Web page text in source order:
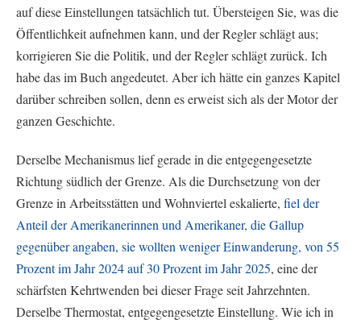
auf diese Einstellungen tatsächlich tut. Übersteigen Sie, was die
Öffentlichkeit aufnehmen kann, und der Regler schlägt aus;
korrigieren Sie die Politik, und der Regler schlägt zurück. Ich
habe das im Buch angedeutet. Aber ich hätte ein ganzes Kapitel
darüber schreiben sollen, denn es erweist sich als der Motor der
ganzen Geschichte.
Derselbe Mechanismus lief gerade in die entgegengesetzte
Richtung südlich der Grenze. Als die Durchsetzung von der
Grenze in Arbeitsstätten und Wohnviertel eskalierte, fiel der
Anteil der Amerikanerinnen und Amerikaner, die Gallup
gegenüber angaben, sie wollten weniger Einwanderung, von 55
Prozent im Jahr 2024 auf 30 Prozent im Jahr 2025, eine der
schärfsten Kehrtwenden bei dieser Frage seit Jahrzehnten.
Derselbe Thermostat, entgegengesetzte Einstellung. Wie ich in